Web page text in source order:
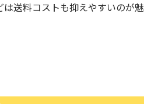
は送料コストも抑えやすいのが魅